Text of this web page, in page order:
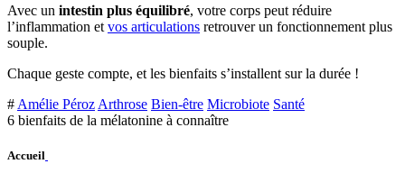
Avec un intestin plus équilibré, votre corps peut réduire
l’inflammation et vos articulations retrouver un fonctionnement plus
souple.
Chaque geste compte, et les bienfaits s’installent sur la durée !
# Amélie Péroz Arthrose Bien-être Microbiote Santé
6 bienfaits de la mélatonine à connaître
Accueil